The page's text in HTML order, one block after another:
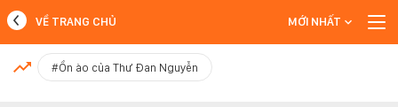
MỚI NHẤT
VỀ TRANG CHỦ MỚI NHẤT
#Ồn ào của Thư Đan Nguyễn